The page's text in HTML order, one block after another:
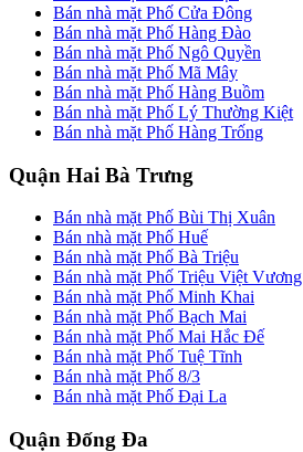
Bán nhà mặt Phố Cửa Đông
Bán nhà mặt Phố Hàng Đào
Bán nhà mặt Phố Ngô Quyền
Bán nhà mặt Phố Mã Mây
Bán nhà mặt Phố Hàng Buồm
Bán nhà mặt Phố Lý Thường Kiệt
Bán nhà mặt Phố Hàng Trống
Quận Hai Bà Trưng
Bán nhà mặt Phố Bùi Thị Xuân
Bán nhà mặt Phố Huế
Bán nhà mặt Phố Bà Triệu
Bán nhà mặt Phố Triệu Việt Vương
Bán nhà mặt Phố Minh Khai
Bán nhà mặt Phố Bạch Mai
Bán nhà mặt Phố Mai Hắc Đế
Bán nhà mặt Phố Tuệ Tĩnh
Bán nhà mặt Phố 8/3
Bán nhà mặt Phố Đại La
Quận Đống Đa